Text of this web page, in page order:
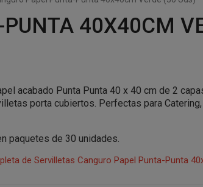
40X40CM
acabado Punta Punta 40 x 40 cm de 2
porta cubiertos. Perfectas para
paquetes de 30 unidades.
de Servilletas Canguro Papel Punta-Punta